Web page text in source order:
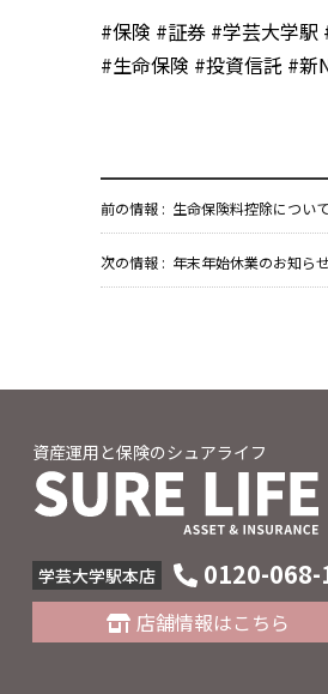
#保険 #証券 #学芸大学駅
#生命保険 #投資信託 #新
前の情報 : 生命保険料控除について
次の情報 : 年末年始休業のお知ら
資産運用と保険のシュアライフ
学芸大学駅本店 0120-068-
店舗情報はこちら